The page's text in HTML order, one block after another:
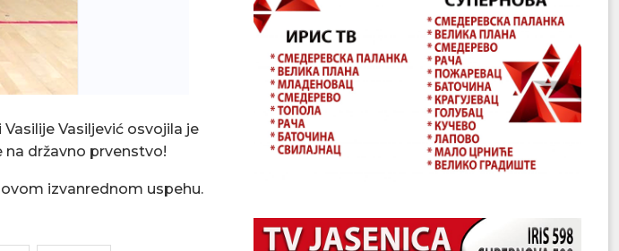
Vasiljević osvojila je
državno prvenstvo!
izvanrednom uspehu.